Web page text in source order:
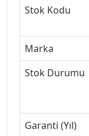
Stok Kodu
Marka
Stok Durumu
Garanti (Yıl)